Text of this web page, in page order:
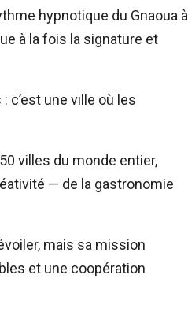
hypnotique du Gnaoua à
à la fois la signature et
c’est une ville où les
villes du monde entier,
— de la gastronomie
mais sa mission
et une coopération